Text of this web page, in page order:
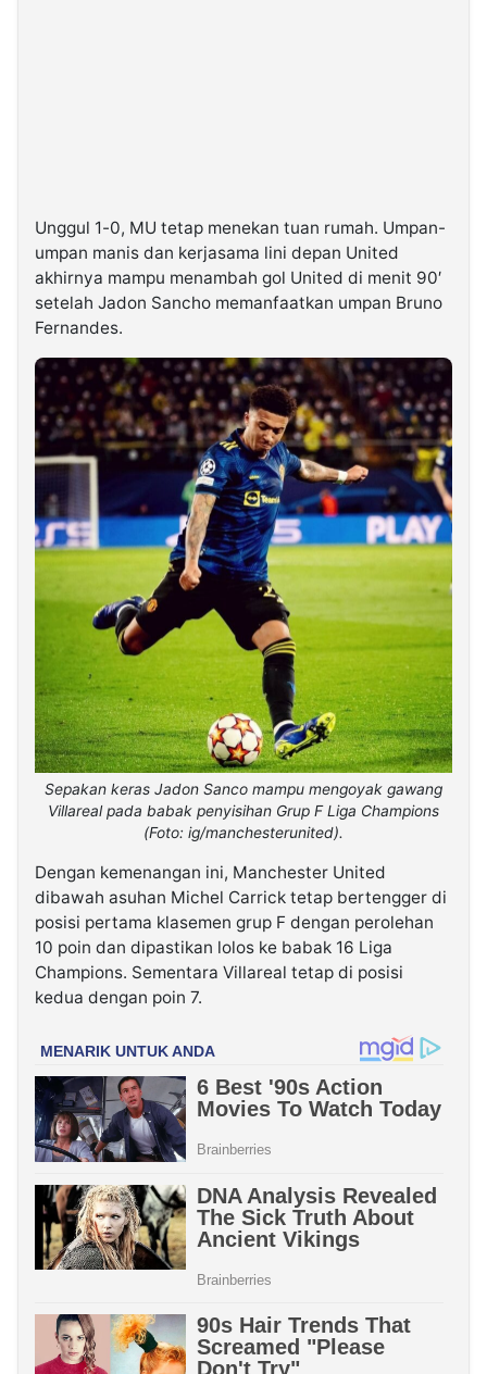
Unggul 1-0, MU tetap menekan tuan rumah. Umpan-
umpan manis dan kerjasama lini depan United
akhirnya mampu menambah gol United di menit 90′
setelah Jadon Sancho memanfaatkan umpan Bruno
Fernandes.
Sepakan keras Jadon Sanco mampu mengoyak gawang
Villareal pada babak penyisihan Grup F Liga Champions
(Foto: ig/manchesterunited).
Dengan kemenangan ini, Manchester United
dibawah asuhan Michel Carrick tetap bertengger di
posisi pertama klasemen grup F dengan perolehan
10 poin dan dipastikan lolos ke babak 16 Liga
Champions. Sementara Villareal tetap di posisi
kedua dengan poin 7.